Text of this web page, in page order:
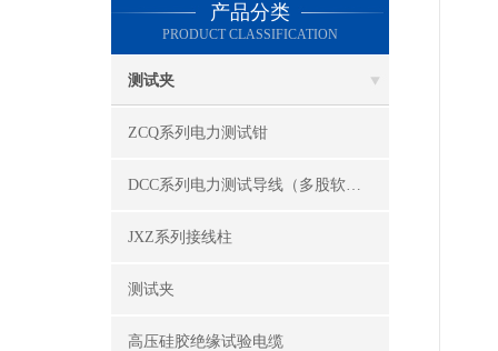
产品分类
PRODUCT CLASSIFICATION
测试夹
ZCQ系列电力测试钳
DCC系列电力测试导线（多股软线）
JXZ系列接线柱
测试夹
高压硅胶绝缘试验电缆